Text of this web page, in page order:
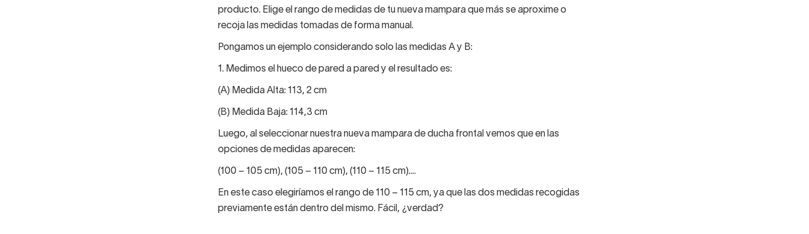
producto. Elige el rango de medidas de tu nueva mampara que más se aproxime o
recoja las medidas tomadas de forma manual.
Pongamos un ejemplo considerando solo las medidas A y B:
1. Medimos el hueco de pared a pared y el resultado es:
(A) Medida Alta: 113, 2 cm
(B) Medida Baja: 114,3 cm
Luego, al seleccionar nuestra nueva mampara de ducha frontal vemos que en las
opciones de medidas aparecen:
(100 – 105 cm), (105 – 110 cm), (110 – 115 cm)....
En este caso elegiríamos el rango de 110 – 115 cm, ya que las dos medidas recogidas
previamente están dentro del mismo. Fácil, ¿verdad?